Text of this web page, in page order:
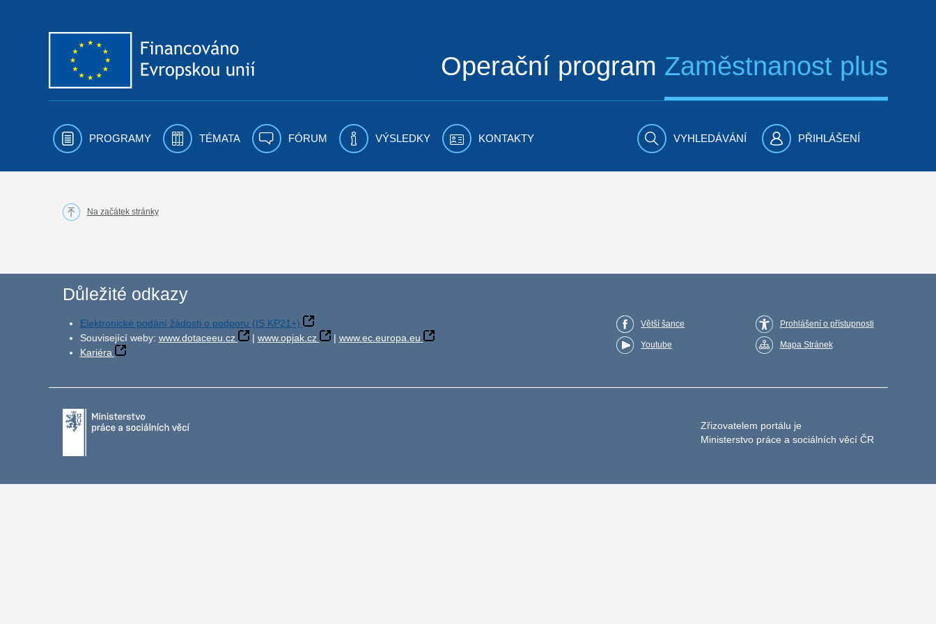
Operační program Zaměstnanost plus
PROGRAMY TÉMATA FÓRUM VÝSLEDKY KONTAKTY VYHLEDÁVÁNÍ PŘIHLÁŠENÍ
Na začátek stránky
Důležité odkazy
Elektronické podání žádosti o podporu (IS KP21+)
Související weby: www.dotaceeu.cz | www.opjak.cz | www.ec.europa.eu
Kariéra
Větší šance
Youtube
Prohlášení o přístupnosti
Mapa Stránek
Zřizovatelem portálu je
Ministerstvo práce a sociálních věcí ČR